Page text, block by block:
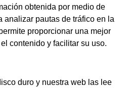
obtenida por medio de
analizar pautas de tráfico en la
proporcionar una mejor
contenido y facilitar su uso.
duro y nuestra web las lee